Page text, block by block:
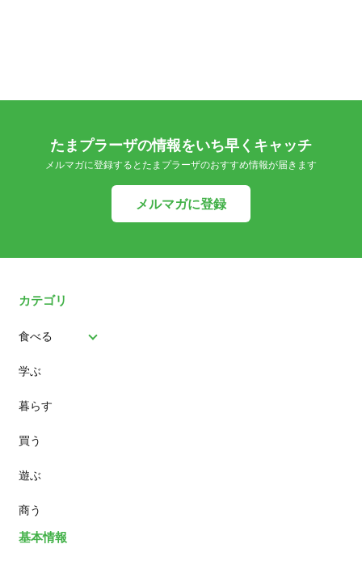
たまプラーザの情報をいち早くキャッチ
メルマガに登録するとたまプラーザのおすすめ情報が届きます
メルマガに登録
カテゴリ
食べる
パン
スイーツ
ランチ
カフェ
学ぶ
暮らす
買う
遊ぶ
商う
基本情報